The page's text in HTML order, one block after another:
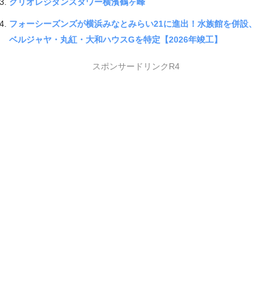
フォーシーズンズが横浜みなとみらい21に進出！水族館を併設、
ベルジャヤ・丸紅・大和ハウスGを特定【2026年竣工】
スポンサードリンクR4